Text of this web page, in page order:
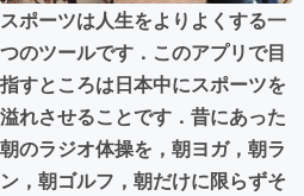
まちづくり・地域活性化
CAMPFIRE for Social Good
CAMPFIREふるさと納税
スポーツは人生をよりよくする一
つのツールです．このアプリで目
指すところは日本中にスポーツを
溢れさせることです．昔にあった
朝のラジオ体操を，朝ヨガ，朝ラ
ン，朝ゴルフ，朝だけに限らずそ